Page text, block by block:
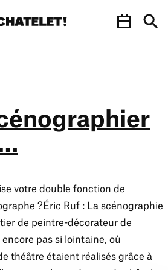
votre double fonction de
?Éric Ruf : La scénographie
de peintre-décorateur de
pas si lointaine, où
théâtre étaient réalisés grâce à